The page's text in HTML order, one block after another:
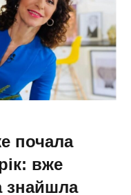
почала
вже
знайшла